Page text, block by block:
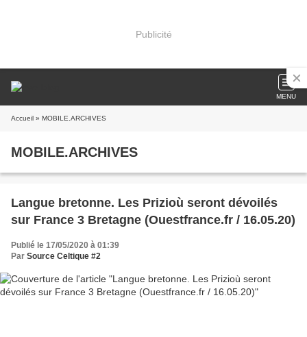
Publicité
MENU
Accueil » MOBILE.ARCHIVES
MOBILE.ARCHIVES
Langue bretonne. Les Prizioù seront dévoilés
sur France 3 Bretagne (Ouestfrance.fr / 16.05.20)
Publié le 17/05/2020 à 01:39
Par Source Celtique #2